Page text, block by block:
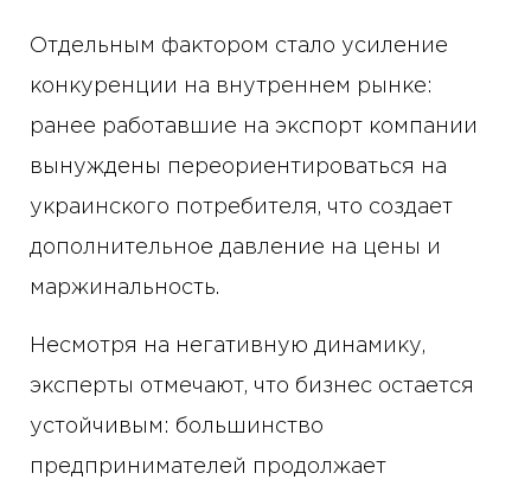
Отдельным фактором стало усиление
конкуренции на внутреннем рынке:
ранее работавшие на экспорт компании
вынуждены переориентироваться на
украинского потребителя, что создает
дополнительное давление на цены и
маржинальность.
Несмотря на негативную динамику,
эксперты отмечают, что бизнес остается
устойчивым: большинство
предпринимателей продолжает